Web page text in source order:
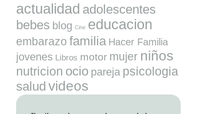
actualidad adolescentes
bebes blog Cine educacion
embarazo familia Hacer Familia
jovenes Libros motor mujer niños
nutricion ocio pareja psicologia
salud videos